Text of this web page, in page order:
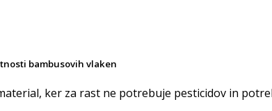
bambusovih vlaken
ker za rast ne potrebuje pesticidov in